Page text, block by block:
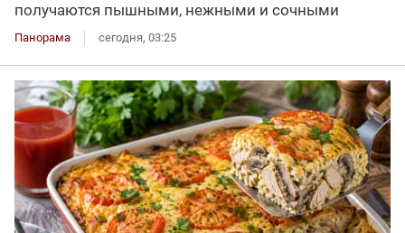
получаются пышными, нежными и сочными
Панорама сегодня, 03:25